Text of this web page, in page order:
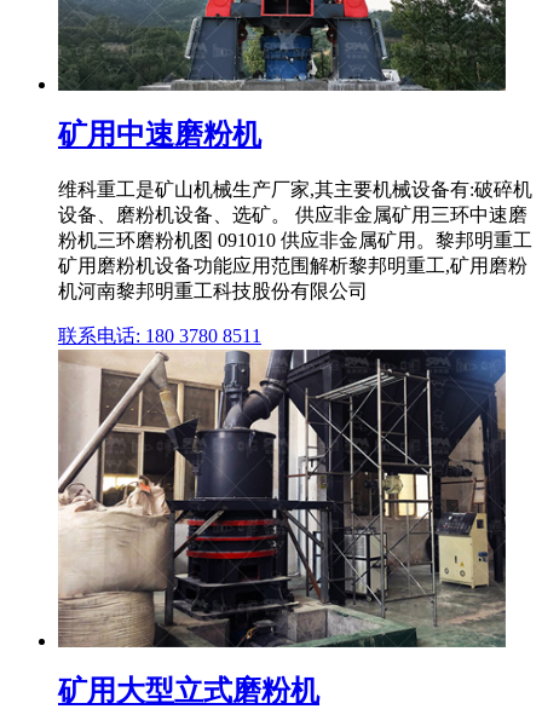
矿用中速磨粉机
维科重工是矿山机械生产厂家,其主要机械设备有:破碎机
设备、磨粉机设备、选矿。 供应非金属矿用三环中速磨
粉机三环磨粉机图 091010 供应非金属矿用。黎邦明重工
矿用磨粉机设备功能应用范围解析黎邦明重工,矿用磨粉
机河南黎邦明重工科技股份有限公司
联系电话: 180 3780 8511
矿用大型立式磨粉机